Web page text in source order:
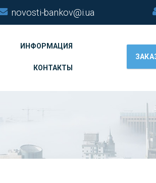
novosti-bankov@i.ua
ИНФОРМАЦИЯ
КОНТАКТЫ